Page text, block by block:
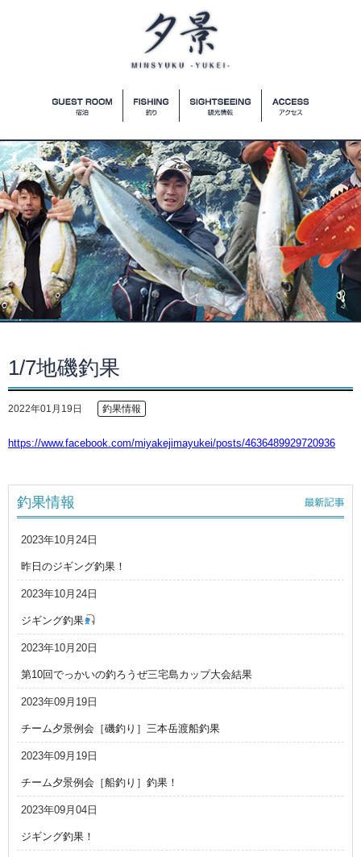
1/7地磯釣果
2022年01月19日 釣果情報
https://www.facebook.com/miyakejimayukei/posts/4636489929720936
釣果情報
2023年10月24日
昨日のジギング釣果！
2023年10月24日
ジギング釣果
2023年10月20日
第10回でっかいの釣ろうぜ三宅島カップ大会結果
2023年09月19日
チーム夕景例会［磯釣り］三本岳渡船釣果
2023年09月19日
チーム夕景例会［船釣り］釣果！
2023年09月04日
ジギング釣果！